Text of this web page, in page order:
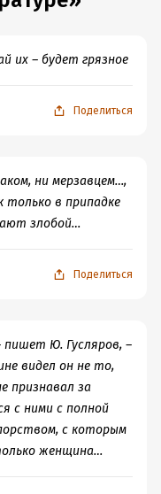
их – будет грязное
Поделиться
ни мерзавцем…,
только в припадке
злобой…
Поделиться
пишет Ю. Гусляров, –
видел он не то,
признавал за
с ними с полной
с которым
женщина…